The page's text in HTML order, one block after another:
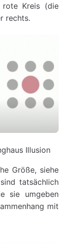
rote Kreis (die
rechts.
Illusion
Größe, siehe
tatsächlich
sie umgeben
mit